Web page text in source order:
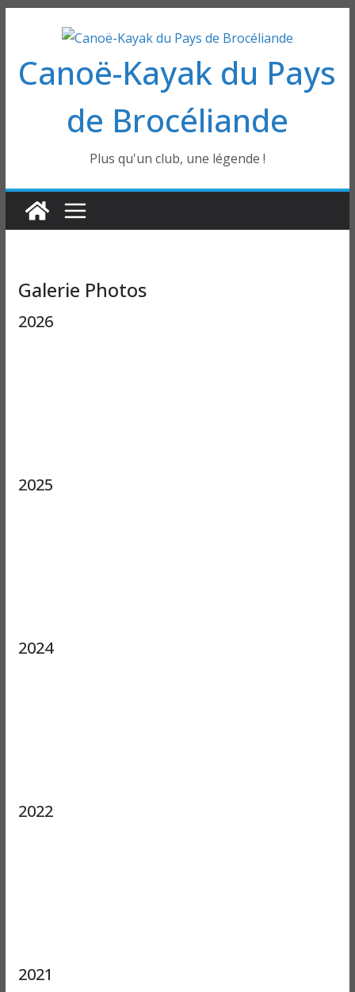
contenu
Canoë-Kayak du Pays
de Brocéliande
Plus qu'un club, une légende !
Galerie Photos
2026
2025
2024
2022
2021